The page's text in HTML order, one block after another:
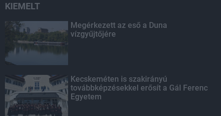
KIEMELT
Megérkezett az eső a Duna
vízgyűjtőjére
Kecskeméten is szakirányú
továbbképzésekkel erősít a Gál Ferenc
Egyetem